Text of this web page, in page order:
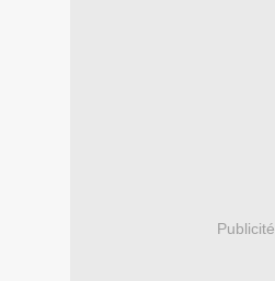
Publicité